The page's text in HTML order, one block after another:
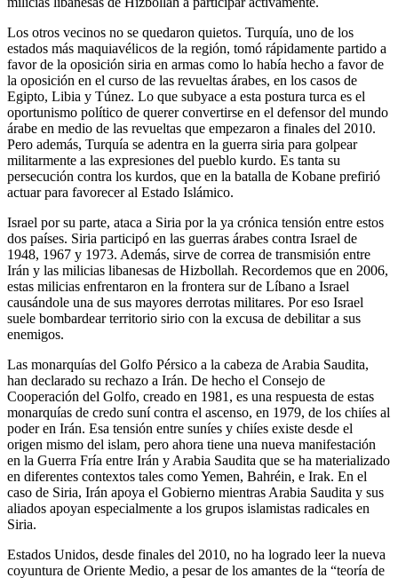
Los otros vecinos no se quedaron quietos. Turquía, uno de los
estados más maquiavélicos de la región, tomó rápidamente partido a
favor de la oposición siria en armas como lo había hecho a favor de
la oposición en el curso de las revueltas árabes, en los casos de
Egipto, Libia y Túnez. Lo que subyace a esta postura turca es el
oportunismo político de querer convertirse en el defensor del mundo
árabe en medio de las revueltas que empezaron a finales del 2010.
Pero además, Turquía se adentra en la guerra siria para golpear
militarmente a las expresiones del pueblo kurdo. Es tanta su
persecución contra los kurdos, que en la batalla de Kobane prefirió
actuar para favorecer al Estado Islámico.
Israel por su parte, ataca a Siria por la ya crónica tensión entre estos
dos países. Siria participó en las guerras árabes contra Israel de
1948, 1967 y 1973. Además, sirve de correa de transmisión entre
Irán y las milicias libanesas de Hizbollah. Recordemos que en 2006,
estas milicias enfrentaron en la frontera sur de Líbano a Israel
causándole una de sus mayores derrotas militares. Por eso Israel
suele bombardear territorio sirio con la excusa de debilitar a sus
enemigos.
Las monarquías del Golfo Pérsico a la cabeza de Arabia Saudita,
han declarado su rechazo a Irán. De hecho el Consejo de
Cooperación del Golfo, creado en 1981, es una respuesta de estas
monarquías de credo suní contra el ascenso, en 1979, de los chiíes al
poder en Irán. Esa tensión entre suníes y chiíes existe desde el
origen mismo del islam, pero ahora tiene una nueva manifestación
en la Guerra Fría entre Irán y Arabia Saudita que se ha materializado
en diferentes contextos tales como Yemen, Bahréin, e Irak. En el
caso de Siria, Irán apoya el Gobierno mientras Arabia Saudita y sus
aliados apoyan especialmente a los grupos islamistas radicales en
Siria.
Estados Unidos, desde finales del 2010, no ha logrado leer la nueva
coyuntura de Oriente Medio, a pesar de los amantes de la “teoría de